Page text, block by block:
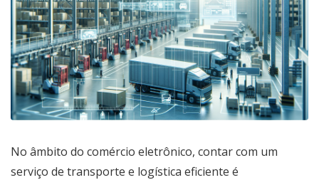
No âmbito do comércio eletrônico, contar com um
serviço de transporte e logística eficiente é